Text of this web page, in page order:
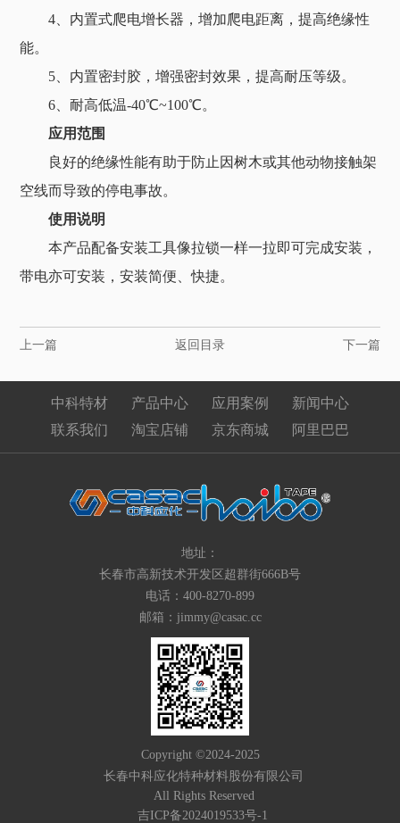
4、内置式爬电增长器，增加爬电距离，提高绝缘性
能。
5、内置密封胶，增强密封效果，提高耐压等级。
6、耐高低温-40℃~100℃。
应用范围
良好的绝缘性能有助于防止因树木或其他动物接触架
空线而导致的停电事故。
使用说明
本产品配备安装工具像拉锁一样一拉即可完成安装，
带电亦可安装，安装简便、快捷。
上一篇 返回目录 下一篇
中科特材 产品中心 应用案例
新闻中心
联系我们
淘宝店铺 京东商城 阿里巴巴
地址：
长春市高新技术开发区超群街666B号
电话：400-8270-899
邮箱：jimmy@casac.cc
Copyright ©2024-2025
长春中科应化特种材料股份有限公司
All Rights Reserved
吉ICP备2024019533号-1